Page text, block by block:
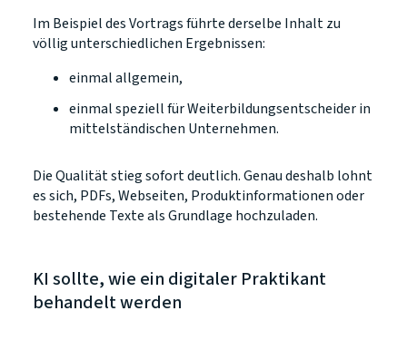
Im Beispiel des Vortrags führte derselbe Inhalt zu
völlig unterschiedlichen Ergebnissen:
einmal allgemein,
einmal speziell für Weiterbildungsentscheider in
mittelständischen Unternehmen.
Die Qualität stieg sofort deutlich. Genau deshalb lohnt
es sich, PDFs, Webseiten, Produktinformationen oder
bestehende Texte als Grundlage hochzuladen.
KI sollte, wie ein digitaler Praktikant
behandelt werden